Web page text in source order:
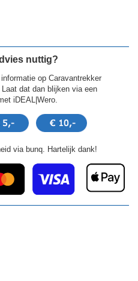
nuttig?
op Caravantrekker
dat dan blijken via een
iDEAL|Wero.
via bunq. Hartelijk dank!